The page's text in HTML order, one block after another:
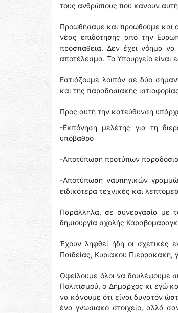
τους ανθρώπους που κάνουν
Προωθήσαμε και προωθούμε και
νέας επιδότησης από την
προσπάθεια. Δεν έχει νόημα
αποτέλεσμα. Το Υπουργείο
Εστιάζουμε λοιπόν σε δύο
και της παραδοσιακής
Προς αυτή την κατεύθυνση
-Εκπόνηση μελέτης για τη
υπόβαθρο
-Αποτύπωση προτύπων
-Αποτύπωση ναυπηγικών
ειδικότερα τεχνικές και
Παράλληλα, σε συνεργασία με
δημιουργία σχολής
Έχουν ληφθεί ήδη οι σχετικές
Παιδείας, Κυριάκου Πιερρακάκη,
Οφείλουμε όλοι να δουλέψουμε
Πολιτισμού, ο Δήμαρχος κι εγώ
να κάνουμε ότι είναι δυνατόν
ένα γνωσιακό στοιχείο, αλλά